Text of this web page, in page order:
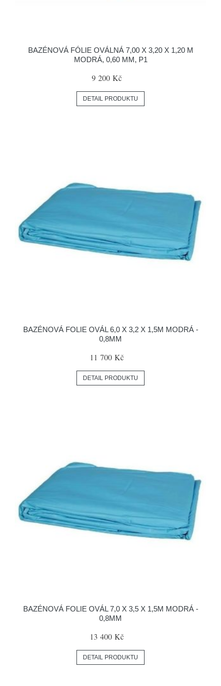
BAZÉNOVÁ FÓLIE OVÁLNÁ 7,00 X 3,20 X 1,20 M
MODRÁ, 0,60 MM, P1
9 200 Kč
DETAIL PRODUKTU
BAZÉNOVÁ FOLIE OVÁL 6,0 X 3,2 X 1,5M MODRÁ -
0,8MM
11 700 Kč
DETAIL PRODUKTU
BAZÉNOVÁ FOLIE OVÁL 7,0 X 3,5 X 1,5M MODRÁ -
0,8MM
13 400 Kč
DETAIL PRODUKTU